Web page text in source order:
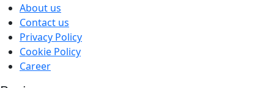
About us
Contact us
Privacy Policy
Cookie Policy
Career